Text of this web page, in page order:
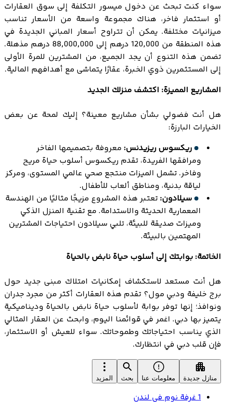
سواء كنت تبحث عن دخول ميسور التكلفة إلى سوق العقارات
أو استثمار فاخر، هناك مجموعة واسعة من الأسعار تناسب
ميزانيات مختلفة. يمكن أن تتراوح أسعار المباني الجديدة في
هذه المنطقة من 120,000 درهم إلى 88,000,000 درهم مذهلة.
تضمن هذه التنوع أن يجد الجميع، من المشترين للمرة الأولى
إلى المستثمرين ذوي الخبرة، عقارًا يتماشى مع أهدافهم المالية.
المشاريع المميزة: اكتشف منزلك الجديد
هل أنت فضولي بشأن مشاريع معينة؟ إليك لمحة عن بعض
الخيارات البارزة:
ريكسوس ريزيدنس: معروفة بتصميمها الفاخر
ومرافقها الفريدة، تقدم ريكسوس أسلوب حياة مريح
وفاخر. تشمل الميزات منتجع صحي عالمي المستوى، ومركز
لياقة بدنية، ومناطق ألعاب للأطفال.
سيلادون: تعتبر هذه المشروع مزيجًا مثاليًا من الهندسة
المعمارية الحديثة والاستدامة. مع تقنية المنزل الذكي
وميزات صديقة للبيئة، تلبي سيلادون احتياجات المشترين
المهتمين بالبيئة.
الخاتمة: بوابتك إلى أسلوب حياة نابض بالحياة
هل أنت مستعد لاستكشاف إمكانيات امتلاك مبنى جديد حول
برج خليفة ودبي مول؟ تقدم هذه العقارات أكثر من مجرد جدران
ونوافذ؛ إنها توفر بوابة لأسلوب حياة نابض بالحياة وديناميكية
يتميز بها دبي. اغمر في قوائمنا اليوم، وابحث عن العقار المثالي
الذي يناسب احتياجاتك وطموحاتك. سواء للعيش أو الاستثمار،
فإن قلب دبي في انتظارك.
منازل جديدة معلومات عنا بحث المزيد
1 غرفة نوم في لندن